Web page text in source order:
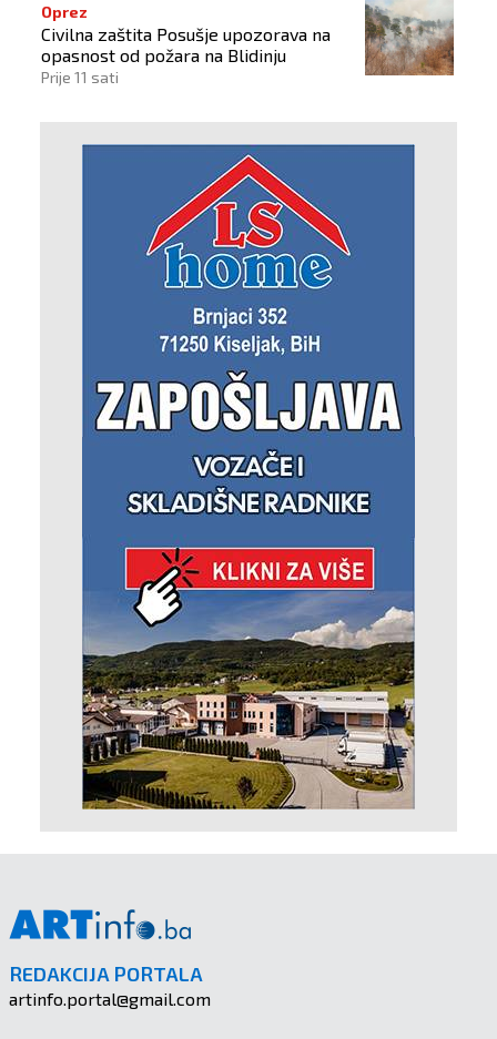
Oprez
Civilna zaštita Posušje upozorava na
opasnost od požara na Blidinju
Prije 11 sati
REDAKCIJA PORTALA
artinfo.portal@gmail.com